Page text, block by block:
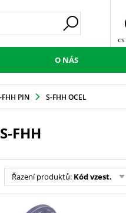
cs
O NÁS
FHH PIN S-FHH OCEL
FHH
Řazení produktů: Kód vzest.